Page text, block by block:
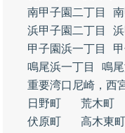
南甲子園二丁目
浜甲子園二丁目
甲子園浜一丁目
鳴尾浜一丁目
鳴
重要湾口尼崎，西
日野町
荒木町
伏原町
高木東町